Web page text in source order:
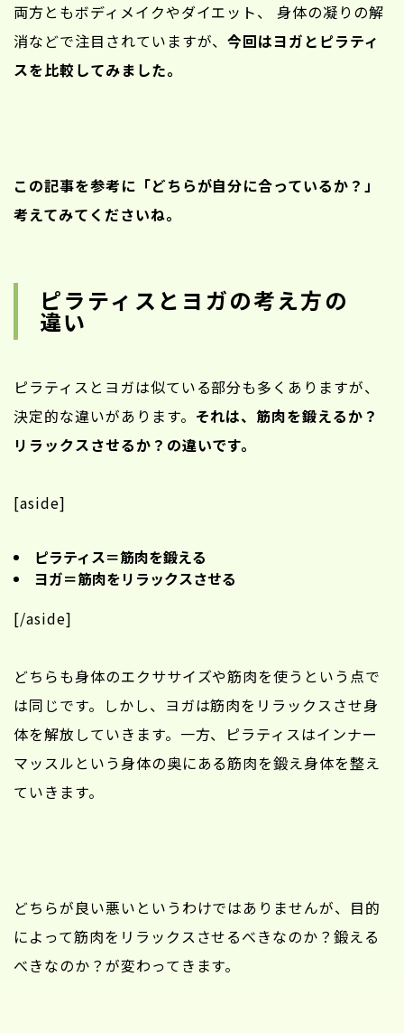
両方ともボディメイクやダイエット、
身体の凝りの解
消などで注目されていますが、今回はヨガとピラティ
スを比較してみました。
この記事を参考に「どちらが自分に合っているか？」
考えてみてくださいね。
ピラティスとヨガの考え方の
違い
ピラティスとヨガは似ている部分も多くありますが、
決定的な違いがあります。 それは、筋肉を鍛えるか？
リラックスさせるか？の違いです。
[aside]
ピラティス＝筋肉を鍛える
ヨガ＝筋肉をリラックスさせる
[/aside]
どちらも身体のエクササイズや筋肉を使うという点で
は同じです。しかし、ヨガは筋肉をリラックスさせ身
体を解放していきます。一方、ピラティスはインナー
マッスルという身体の奥にある筋肉を鍛え身体を整え
ていきます。
どちらが良い悪いというわけではありませんが、目的
によって筋肉をリラックスさせるべきなのか？鍛える
べきなのか？が変わってきます。